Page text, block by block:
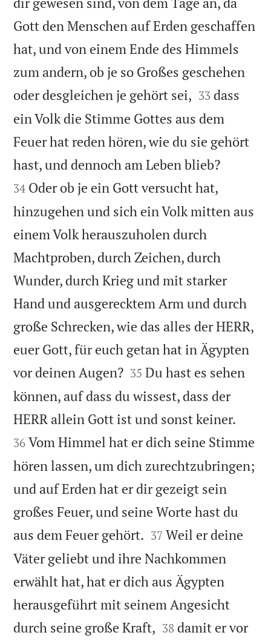
Gott den Menschen auf Erden geschaffen
hat, und von einem Ende des Himmels
zum andern, ob je so Großes geschehen
oder desgleichen je gehört sei, 

33 dass
ein Volk die Stimme Gottes aus dem
Feuer hat reden hören, wie du sie gehört
hast, und dennoch am Leben blieb?
34 Oder ob je ein Gott versucht hat,
hinzugehen und sich ein Volk mitten aus
einem Volk herauszuholen durch
Machtproben, durch Zeichen, durch
Wunder, durch Krieg und mit starker
Hand und ausgerecktem Arm und durch
große Schrecken, wie das alles der HERR,
euer Gott, für euch getan hat in Ägypten
vor deinen Augen?
35 Du hast es sehen
können, auf dass du wissest, dass der
HERR allein Gott ist und sonst keiner.
36 Vom Himmel hat er dich seine Stimme
hören lassen, um dich zurechtzubringen;
und auf Erden hat er dir gezeigt sein
großes Feuer, und seine Worte hast du
aus dem Feuer gehört. 

37 Weil er deine
Väter geliebt und ihre Nachkommen
erwählt hat, hat er dich aus Ägypten
herausgeführt mit seinem Angesicht
durch seine große Kraft, 

38 damit er vor